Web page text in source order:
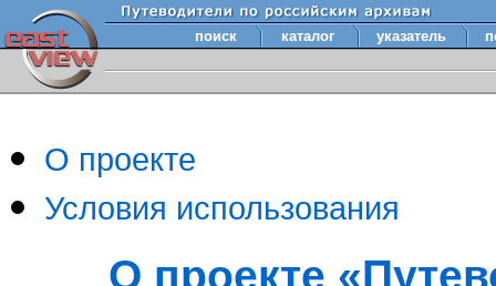
поиск каталог указатель
О проекте
Условия использования
О проекте